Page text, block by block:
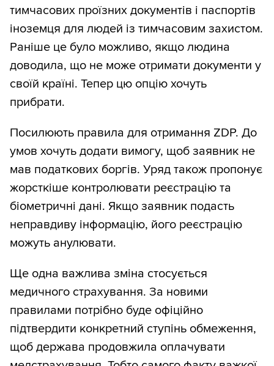
тимчасових проїзних документів і паспортів
іноземця для людей із тимчасовим захистом.
Раніше це було можливо, якщо людина
доводила, що не може отримати документи у
своїй країні. Тепер цю опцію хочуть
прибрати.
Посилюють правила для отримання ZDP. До
умов хочуть додати вимогу, щоб заявник не
мав податкових боргів. Уряд також пропонує
жорсткіше контролювати реєстрацію та
біометричні дані. Якщо заявник подасть
неправдиву інформацію, його реєстрацію
можуть анулювати.
Ще одна важлива зміна стосується
медичного страхування. За новими
правилами потрібно буде офіційно
підтвердити конкретний ступінь обмеження,
щоб держава продовжила оплачувати